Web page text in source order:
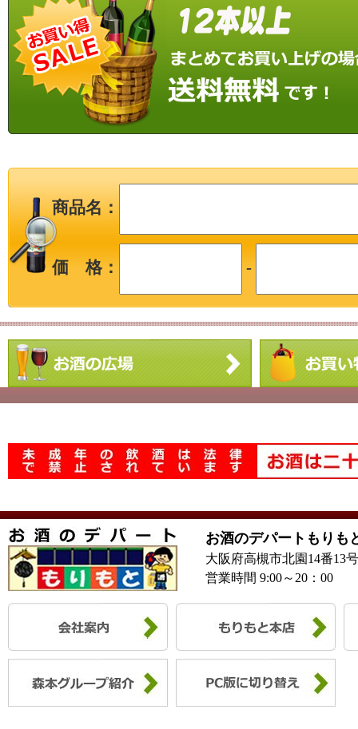
商品名：
価 格： -
お酒のデパートもりも
大阪府高槻市北園14番13
営業時間 9:00～20：00